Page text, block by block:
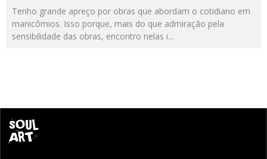
Tenho grande apreço por obras que abordam o cotidiano em
manicômios. Isso porque, mais do que admiração pela
sensibilidade das obras, encontro nelas i...